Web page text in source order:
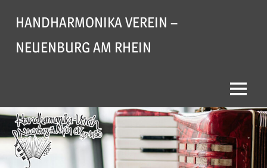
Inhalt
springen
HANDHARMONIKA VEREIN –
NEUENBURG AM RHEIN
Menü